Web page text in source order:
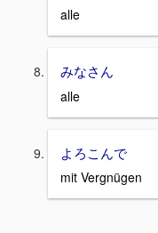
alle
みなさん
alle
よろこんで
mit Vergnügen